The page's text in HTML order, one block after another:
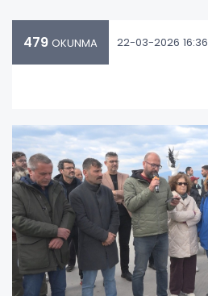
479 OKUNMA 22-03-2026 16:36